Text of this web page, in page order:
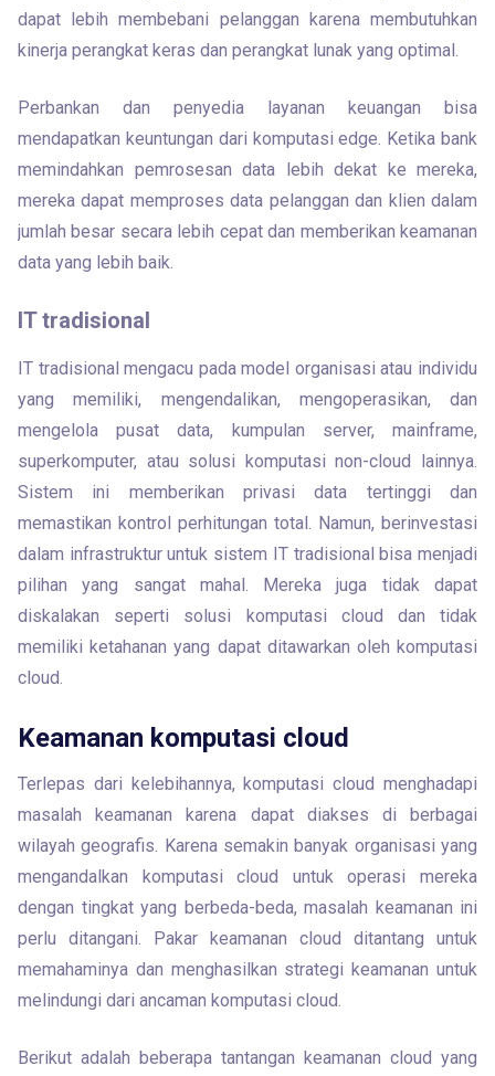
dapat lebih membebani pelanggan karena membutuhkan
kinerja perangkat keras dan perangkat lunak yang optimal.
Perbankan dan penyedia layanan keuangan bisa
mendapatkan keuntungan dari komputasi edge. Ketika bank
memindahkan pemrosesan data lebih dekat ke mereka,
mereka dapat memproses data pelanggan dan klien dalam
jumlah besar secara lebih cepat dan memberikan keamanan
data yang lebih baik.
IT tradisional
IT tradisional mengacu pada model organisasi atau individu
yang memiliki, mengendalikan, mengoperasikan, dan
mengelola pusat data, kumpulan server, mainframe,
superkomputer, atau solusi komputasi non-cloud lainnya.
Sistem ini memberikan privasi data tertinggi dan
memastikan kontrol perhitungan total. Namun, berinvestasi
dalam infrastruktur untuk sistem IT tradisional bisa menjadi
pilihan yang sangat mahal. Mereka juga tidak dapat
diskalakan seperti solusi komputasi cloud dan tidak
memiliki ketahanan yang dapat ditawarkan oleh komputasi
cloud.
Keamanan komputasi cloud
Terlepas dari kelebihannya, komputasi cloud menghadapi
masalah keamanan karena dapat diakses di berbagai
wilayah geografis. Karena semakin banyak organisasi yang
mengandalkan komputasi cloud untuk operasi mereka
dengan tingkat yang berbeda-beda, masalah keamanan ini
perlu ditangani. Pakar keamanan cloud ditantang untuk
memahaminya dan menghasilkan strategi keamanan untuk
melindungi dari ancaman komputasi cloud.
Berikut adalah beberapa tantangan keamanan cloud yang